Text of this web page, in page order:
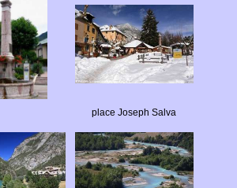
place Joseph Salva